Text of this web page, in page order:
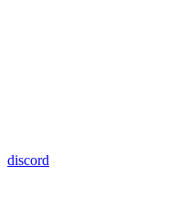
discord